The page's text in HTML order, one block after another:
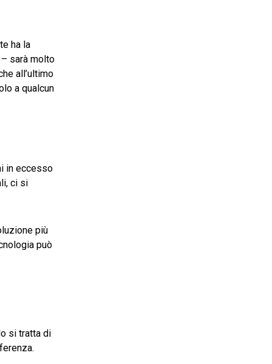
ha la
sarà molto
all’ultimo
a qualcun
in eccesso
ci si
più
può
si tratta di